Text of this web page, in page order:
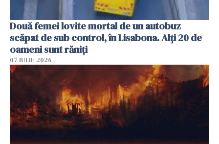
Două femei lovite mortal de un autobuz
scăpat de sub control, în Lisabona. Alți 20 de
oameni sunt răniți
07 IULIE 2026